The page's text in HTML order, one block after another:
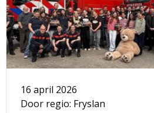
16 april 2026
Door regio: Fryslan
Technasium
Brandweer
Award
2025-
2026